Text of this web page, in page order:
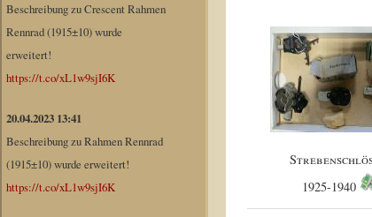
Beschreibung zu Crescent Rahmen
Rennrad (1915±10) wurde
erweitert!
https://t.co/xL1w9sjI6K
20.04.2023 13:41
Beschreibung zu Rahmen Rennrad
(1915±10) wurde erweitert!
https://t.co/xL1w9sjI6K
1925-1940